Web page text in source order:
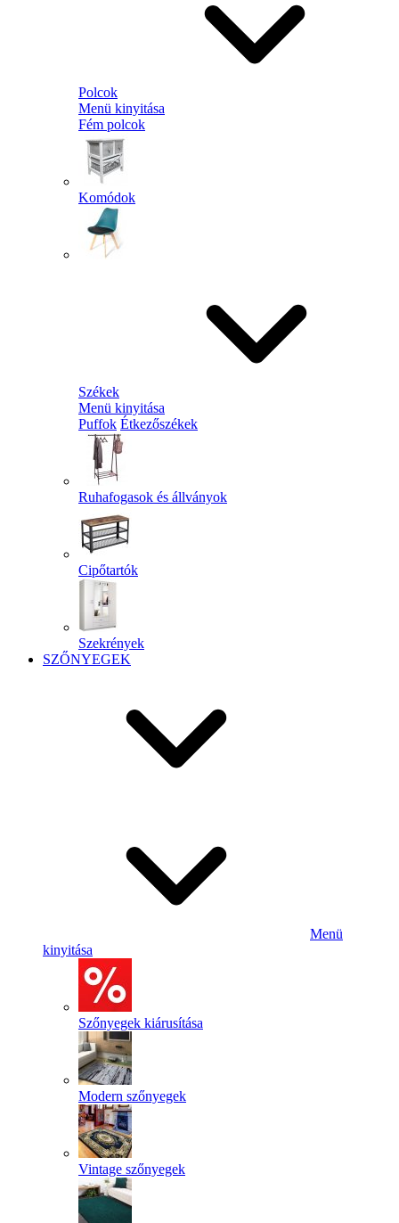
Polcok
Menü kinyitása
Fém polcok
Komódok
Székek
Menü kinyitása
Puffok Étkezőszékek
Ruhafogasok és állványok
Cipőtartók
Szekrények
SZŐNYEGEK
Menü
kinyitása
Szőnyegek kiárusítása
Modern szőnyegek
Vintage szőnyegek